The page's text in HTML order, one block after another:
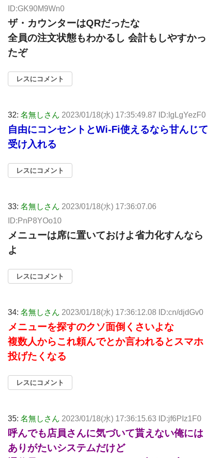
ID:GK90M9Wn0
ザ・カウンターはQRだったな
全員の注文状態もわかるし 会計もしやすかっ
たぞ
レスにコメント
32: 名無しさん 2023/01/18(水) 17:35:49.87 ID:IgLgYezF0
自由にコンセントとWi-Fi使えるなら甘んじて
受け入れる
レスにコメント
33: 名無しさん 2023/01/18(水) 17:36:07.06
ID:PnP8YOo10
メニューは席に置いておけよ省力化すんなら
よ
レスにコメント
34: 名無しさん 2023/01/18(水) 17:36:12.08 ID:cn/djdGv0
メニューを探すのクソ面倒くさいよな
複数人からこれ頼んでとか言われるとスマホ
投げたくなる
レスにコメント
35: 名無しさん 2023/01/18(水) 17:36:15.63 ID:jf6PIz1F0
呼んでも店員さんに気づいて貰えない俺には
ありがたいシステムだけど